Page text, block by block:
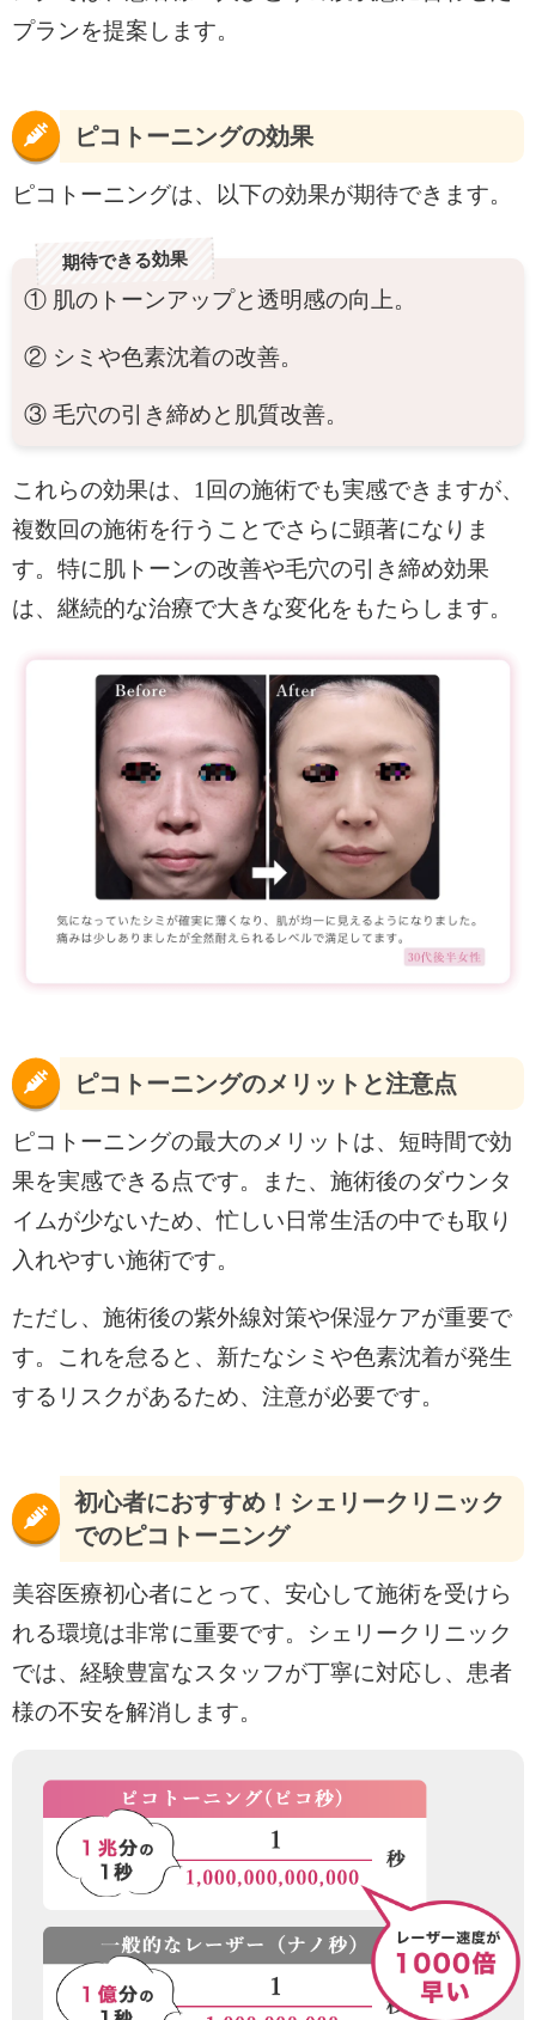
プランを提案します。
ピコトーニングの効果
ピコトーニングは、以下の効果が期待できます。
期待できる効果
① 肌のトーンアップと透明感の向上。
② シミや色素沈着の改善。
③ 毛穴の引き締めと肌質改善。
これらの効果は、1回の施術でも実感できますが、
複数回の施術を行うことでさらに顕著になりま
す。特に肌トーンの改善や毛穴の引き締め効果
は、継続的な治療で大きな変化をもたらします。
ピコトーニングのメリットと注意点
ピコトーニングの最大のメリットは、短時間で効
果を実感できる点です。また、施術後のダウンタ
イムが少ないため、忙しい日常生活の中でも取り
入れやすい施術です。
ただし、施術後の紫外線対策や保湿ケアが重要で
す。これを怠ると、新たなシミや色素沈着が発生
するリスクがあるため、注意が必要です。
初心者におすすめ！シェリークリニック
でのピコトーニング
美容医療初心者にとって、安心して施術を受けら
れる環境は非常に重要です。シェリークリニック
では、経験豊富なスタッフが丁寧に対応し、患者
様の不安を解消します。